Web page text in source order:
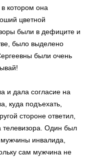
котором она
цветной
были в дефиците и
было выделено
были очень
и дала согласие на
куда подъехать,
стороне ответил,
телевизора. Один был
инвалида,
сам мужчина не